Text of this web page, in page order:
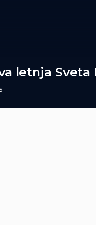
letnja Sveta